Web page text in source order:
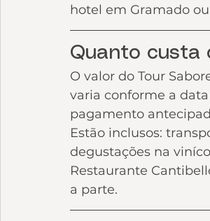
hotel em Gramado
Quanto custa
O valor do Tour
varia conforme a
pagamento
Estão inclusos:
degustações na
Restaurante
a parte.